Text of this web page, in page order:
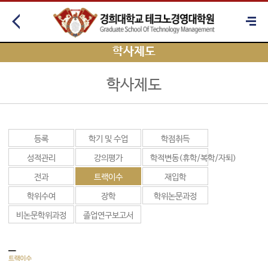
학사제도
학사제도
등록 학기 및 수업
학점취득
성적관리
강의평가
학적변동(휴학/복학/자퇴)
전과
트랙이수
재입학
학위수여
장학
학위논문과정
비논문학위과정
졸업연구보고서